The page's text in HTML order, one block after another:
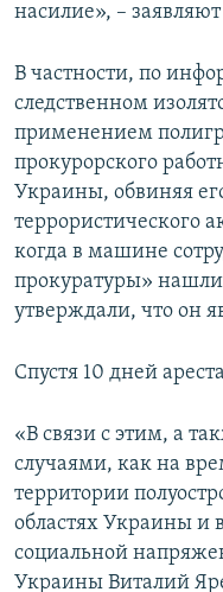
насилие», –
В частности, по
следственном
применением
прокурорского
Украины, обвиняя
террористического
когда в машине
прокуратуры»
утверждали, что он
Спустя 10 дней
«В связи с этим, а
случаями, как на
территории
областях Украины и
социальной
Украины Виталий